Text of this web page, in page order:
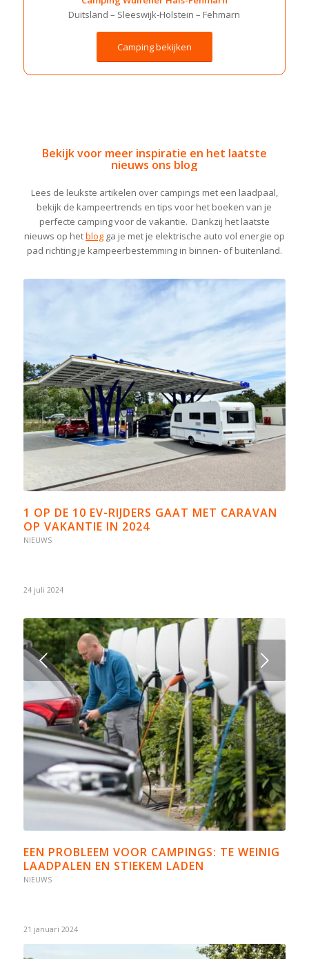
Duitsland – Sleeswijk-Holstein – Fehmarn
Camping bekijken
Bekijk voor meer inspiratie en het laatste
nieuws ons blog
Lees de leukste artikelen over campings met een laadpaal,
bekijk de kampeertrends en tips voor het boeken van je
perfecte camping voor de vakantie. Dankzij het laatste
nieuws op hetblogga je met je elektrische auto vol energie op
pad richting je kampeerbestemming in binnen- of buitenland.
1 OP DE 10 EV-RIJDERS GAAT MET CARAVAN
OP VAKANTIE IN 2024
NIEUWS
24 juli 2024
EEN PROBLEEM VOOR CAMPINGS: TE WEINIG
LAADPALEN EN STIEKEM LADEN
NIEUWS
21 januari 2024
Volgende